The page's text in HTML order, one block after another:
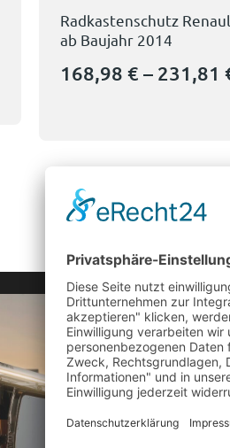
Radkastenschutz
ab Baujahr 2014
168,98 € – 231,81